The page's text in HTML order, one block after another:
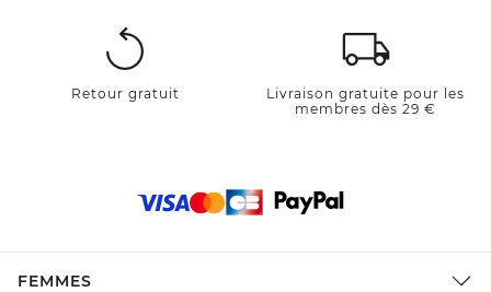
Retour gratuit
Livraison gratuite pour les
membres dès 29 €
FEMMES